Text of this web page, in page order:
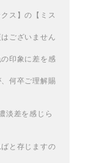
ス】の【ミス
ございません
印象に差を感
何卒ご理解賜
淡差を感じら
と存じますの